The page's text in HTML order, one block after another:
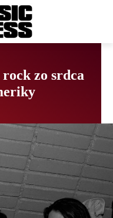
zo srdca